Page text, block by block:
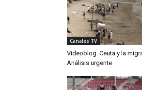
Canales TV
Videoblog. Ceuta y la
Análisis urgente